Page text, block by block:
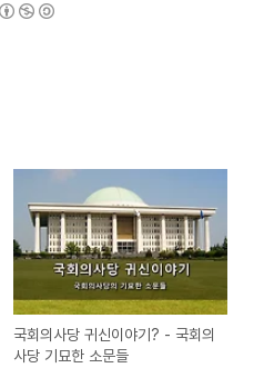
국회의사당 귀신이야기? - 국회의
사당 기묘한 소문들